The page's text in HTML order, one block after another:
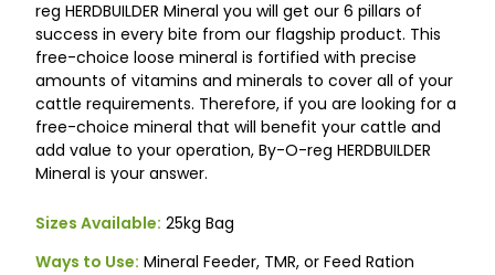
reg HERDBUILDER Mineral you will get our 6 pillars of
success in every bite from our flagship product. This
free-choice loose mineral is fortified with precise
amounts of vitamins and minerals to cover all of your
cattle requirements. Therefore, if you are looking for a
free-choice mineral that will benefit your cattle and
add value to your operation, By-O-reg HERDBUILDER
Mineral is your answer.
Sizes Available: 25kg Bag
Ways to Use: Mineral Feeder, TMR, or Feed Ration